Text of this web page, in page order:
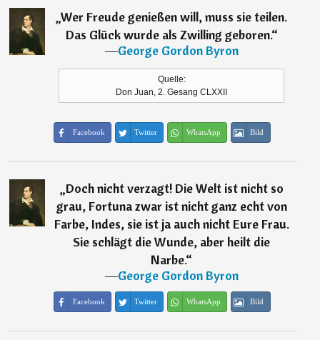
„Wer Freude genießen will, muss sie teilen.
Das Glück wurde als Zwilling geboren.“
―George Gordon Byron
Quelle:
Don Juan, 2. Gesang CLXXII
Facebook Twitter WhatsApp Bild
„Doch nicht verzagt! Die Welt ist nicht so
grau, Fortuna zwar ist nicht ganz echt von
Farbe, Indes, sie ist ja auch nicht Eure Frau.
Sie schlägt die Wunde, aber heilt die
Narbe.“
―George Gordon Byron
Facebook Twitter WhatsApp Bild